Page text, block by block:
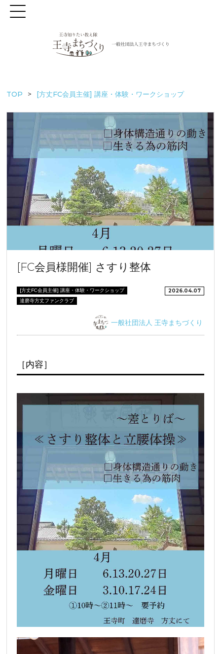
TOP [方丈FC会員主催] 講座・体験・ワークショップ
[FC会員様開催] さすり整体
[方丈FC会員主催] 講座・体験・ワークショップ
達磨寺方丈ファンクラブ
2026.04.07
一般社団法人 王寺まちづくり
［内容］